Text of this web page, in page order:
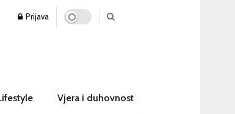
Prijava
Vjera i duhovnost